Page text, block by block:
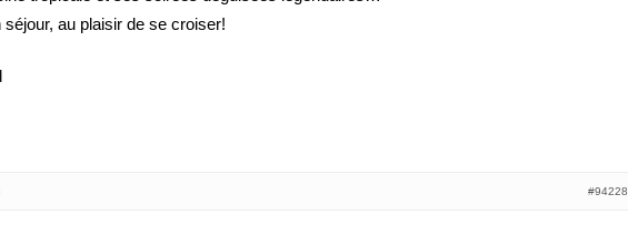
séjour, au plaisir de se croiser!
#94228